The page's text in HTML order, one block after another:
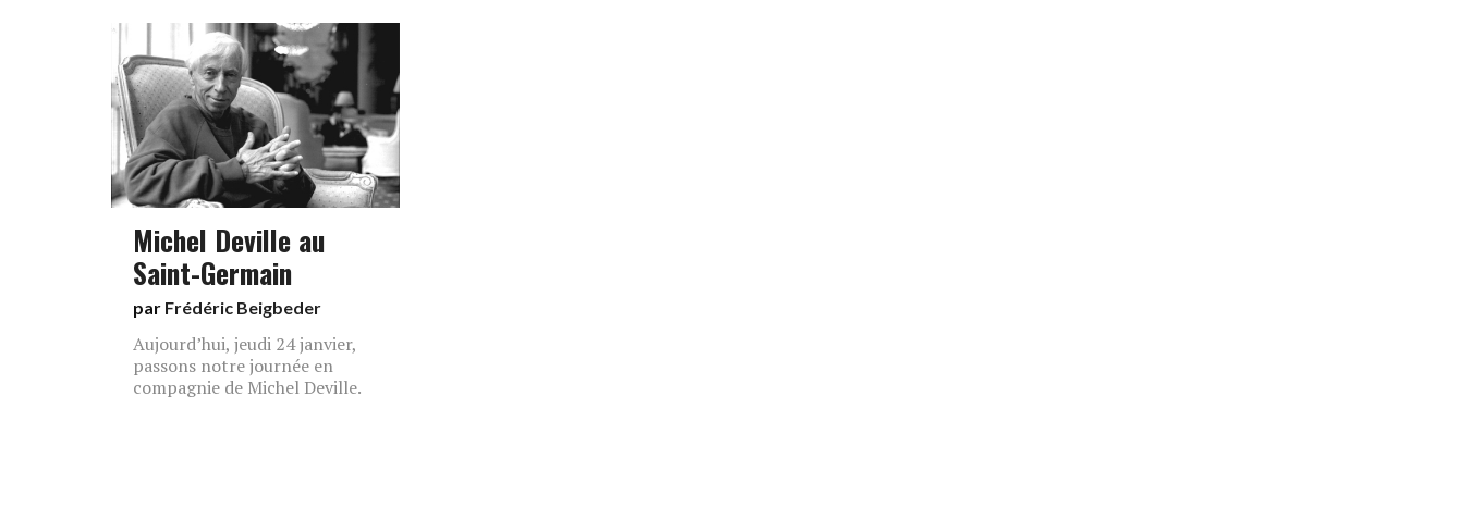
Michel Deville au
Saint-Germain
par Frédéric Beigbeder
Aujourd’hui, jeudi 24 janvier,
passons notre journée en
compagnie de Michel Deville.